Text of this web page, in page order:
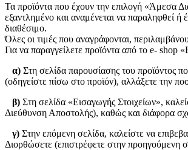
Τα προϊόντα που έχουν την επιλογή «Άμεσα
εξαντλημένο και αναμένεται να παραληφθεί ή
διαθέσιμο.
Όλες οι τιμές που αναγράφονται,
Για να παραγγείλετε προϊόντα από το e-
α) Στη σελίδα παρουσίασης του προϊόντος
(οδηγείστε πίσω στο προϊόν), αλλάξετε την
β) Στη σελίδα «Εισαγωγής Στοιχείων»,
Διεύθυνση Αποστολής), καθώς και διάφορα
γ) Στην επόμενη σελίδα, καλείστε να
Διορθώσετε (επιστρέφετε στην προηγούμενη